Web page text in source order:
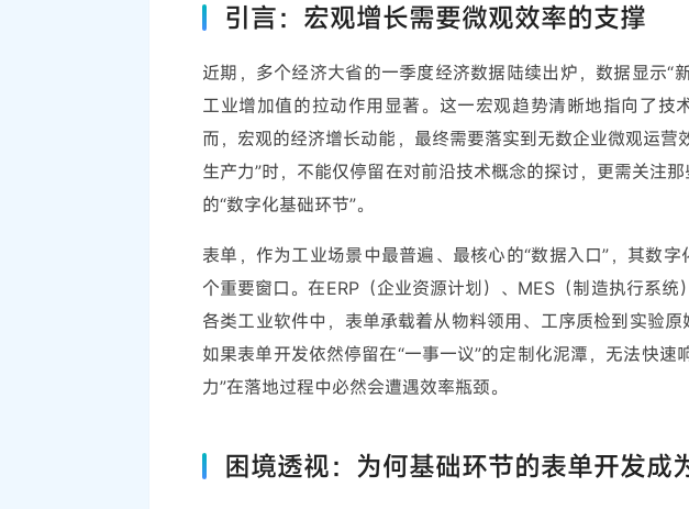
引言：宏观增长需要微观效率的支撑
近期，多个经济大省的一季度经济数据陆续出炉，数据显示“
工业增加值的拉动作用显著。这一宏观趋势清晰地指向了技
而，宏观的经济增长动能，最终需要落实到无数企业微观运营
生产力”时，不能仅停留在对前沿技术概念的探讨，更需关注
的“数字化基础环节”。
表单，作为工业场景中最普遍、最核心的“数据入口”，其数
个重要窗口。在ERP（企业资源计划）、MES（制造执行系
各类工业软件中，表单承载着从物料领用、工序质检到实验原
如果表单开发依然停留在“一事一议”的定制化泥潭，无法快速
力”在落地过程中必然会遭遇效率瓶颈。
困境透视：为何基础环节的表单开发成